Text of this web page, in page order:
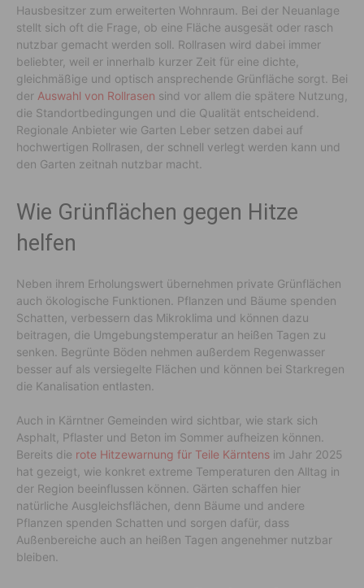
Hausbesitzer zum erweiterten Wohnraum. Bei der Neuanlage
stellt sich oft die Frage, ob eine Fläche ausgesät oder rasch
nutzbar gemacht werden soll. Rollrasen wird dabei immer
beliebter, weil er innerhalb kurzer Zeit für eine dichte,
gleichmäßige und optisch ansprechende Grünfläche sorgt. Bei
der Auswahl von Rollrasen sind vor allem die spätere Nutzung,
die Standortbedingungen und die Qualität entscheidend.
Regionale Anbieter wie Garten Leber setzen dabei auf
hochwertigen Rollrasen, der schnell verlegt werden kann und
den Garten zeitnah nutzbar macht.
Wie Grünflächen gegen Hitze
helfen
Neben ihrem Erholungswert übernehmen private Grünflächen
auch ökologische Funktionen. Pflanzen und Bäume spenden
Schatten, verbessern das Mikroklima und können dazu
beitragen, die Umgebungstemperatur an heißen Tagen zu
senken. Begrünte Böden nehmen außerdem Regenwasser
besser auf als versiegelte Flächen und können bei Starkregen
die Kanalisation entlasten.
Auch in Kärntner Gemeinden wird sichtbar, wie stark sich
Asphalt, Pflaster und Beton im Sommer aufheizen können.
Bereits die rote Hitzewarnung für Teile Kärntens im Jahr 2025
hat gezeigt, wie konkret extreme Temperaturen den Alltag in
der Region beeinflussen können. Gärten schaffen hier
natürliche Ausgleichsflächen, denn Bäume und andere
Pflanzen spenden Schatten und sorgen dafür, dass
Außenbereiche auch an heißen Tagen angenehmer nutzbar
bleiben.